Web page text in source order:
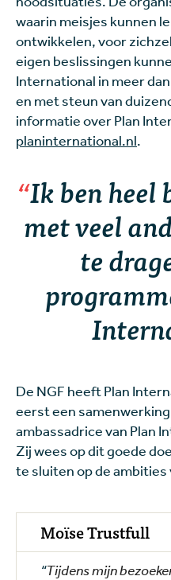
waarin meisjes kunnen
ontwikkelen, voor
eigen beslissingen
International in meer
en met steun van
informatie over Plan
planinternational.nl.
Ik ben
met veel
te
De NGF heeft Plan
eerst een samenwerking
ambassadrice van Plan
Zij wees op dit goede
te sluiten op de ambities
Moïse Trustfull
“Tijdens mijn